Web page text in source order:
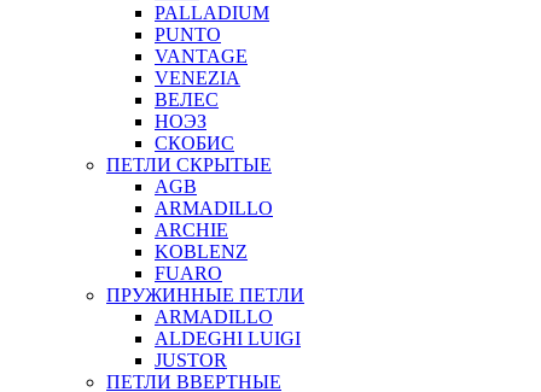
PALLADIUM
PUNTO
VANTAGE
VENEZIA
ВЕЛЕС
НОЭЗ
СКОБИС
ПЕТЛИ СКРЫТЫЕ
AGB
ARMADILLO
ARCHIE
KOBLENZ
FUARO
ПРУЖИННЫЕ ПЕТЛИ
ARMADILLO
ALDEGHI LUIGI
JUSTOR
ПЕТЛИ ВВЕРТНЫЕ